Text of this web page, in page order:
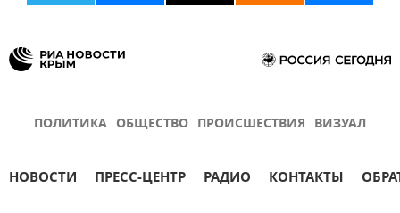
ПОЛИТИКА ОБЩЕСТВО ПРОИСШЕСТВИЯ ВИЗУАЛ
НОВОСТИ ПРЕСС-ЦЕНТР РАДИО КОНТАКТЫ